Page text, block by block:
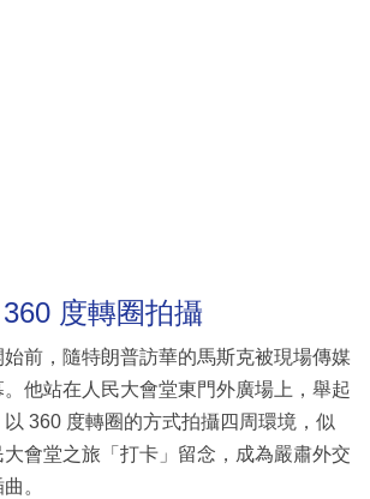
度轉圈拍攝
前，隨特朗普訪華的馬斯克被現場傳媒
他站在人民大會堂東門外廣場上，舉起
360 度轉圈的方式拍攝四周環境，似
會堂之旅「打卡」留念，成為嚴肅外交
。